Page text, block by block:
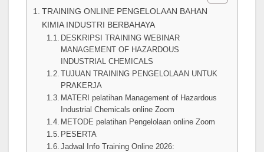
TRAINING ONLINE PENGELOLAAN BAHAN
KIMIA INDUSTRI BERBAHAYA
DESKRIPSI TRAINING WEBINAR
MANAGEMENT OF HAZARDOUS
INDUSTRIAL CHEMICALS
TUJUAN TRAINING PENGELOLAAN UNTUK
PRAKERJA
MATERI pelatihan Management of Hazardous
Industrial Chemicals online Zoom
METODE pelatihan Pengelolaan online Zoom
PESERTA
Jadwal Info Training Online 2026: